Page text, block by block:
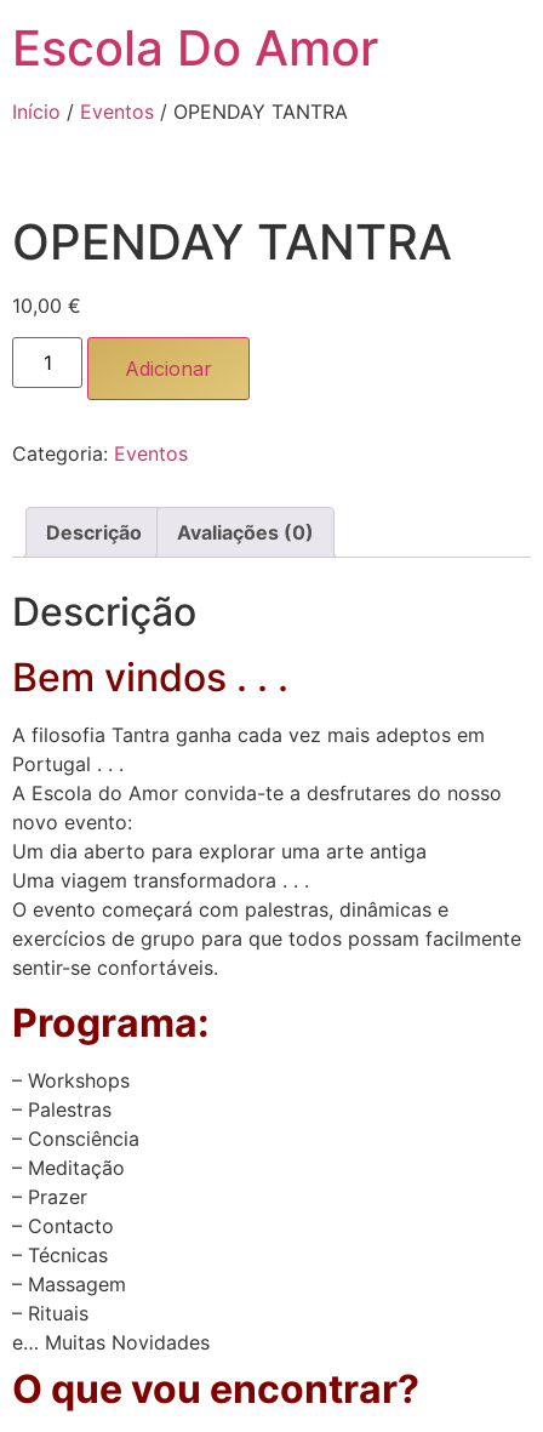
Escola Do Amor
Início / Eventos / OPENDAY TANTRA
OPENDAY TANTRA
10,00 €
Adicionar
Categoria: Eventos
Descrição Avaliações (0)
Descrição
Bem vindos . . .
A filosofia Tantra ganha cada vez mais adeptos em
Portugal . . .
A Escola do Amor convida-te a desfrutares do nosso
novo evento:
Um dia aberto para explorar uma arte antiga
Uma viagem transformadora . . .
O evento começará com palestras, dinâmicas e
exercícios de grupo para que todos possam facilmente
sentir-se confortáveis.
Programa:
– Workshops
– Palestras
– Consciência
– Meditação
– Prazer
– Contacto
– Técnicas
– Massagem
– Rituais
e… Muitas Novidades
O que vou encontrar?